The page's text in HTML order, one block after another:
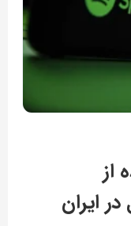
از
ایران